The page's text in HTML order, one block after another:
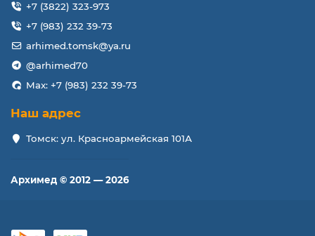
+7 (3822) 323-973
+7 (983) 232 39-73
arhimed.tomsk@ya.ru
@arhimed70
Max: +7 (983) 232 39-73
Наш адрес
Томск: ул. Красноармейская 101А
Архимед © 2012 — 2026